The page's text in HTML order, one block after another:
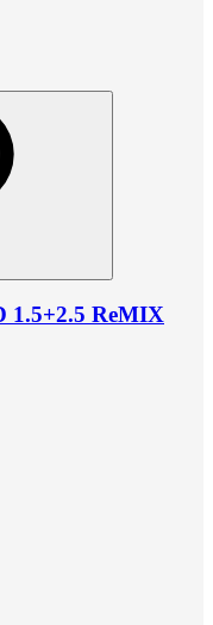
1.5+2.5 ReMIX